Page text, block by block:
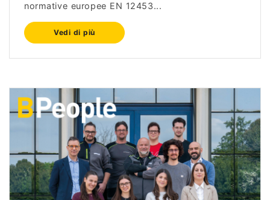
normative europee EN 12453...
Vedi di più